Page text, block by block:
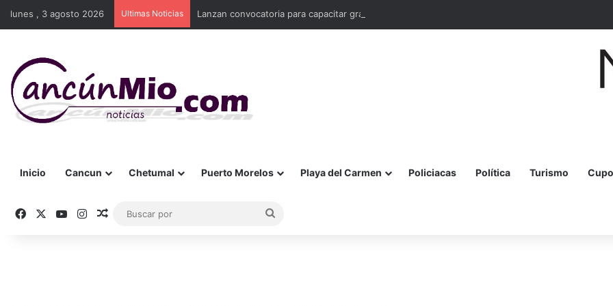
lunes , 3 agosto 2026 Ultimas Noticias Lanzan convocatoria para capacitar gratis a 10 mil mujeres en bordado maya en Quintana Roo
Inicio Cancun Chetumal Puerto Morelos Playa del Carmen Policiacas Política Turismo
FacebookYouTubeInstagram
Publicación al azar